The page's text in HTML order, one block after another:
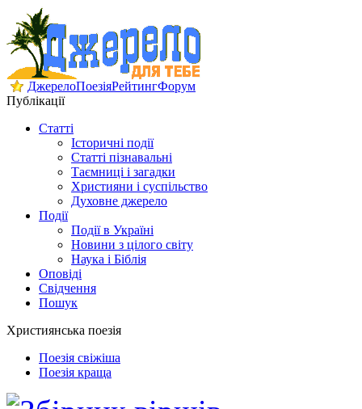
ДжерелоПоезіяРейтингФорум
Публікації
Статті
Історичні події
Статті пізнавальні
Таємниці і загадки
Християни і суспільство
Духовне джерело
Події
Події в Україні
Новини з цілого світу
Наука і Біблія
Оповіді
Свідчення
Пошук
Християнська поезія
Поезія свіжіша
Поезія краща